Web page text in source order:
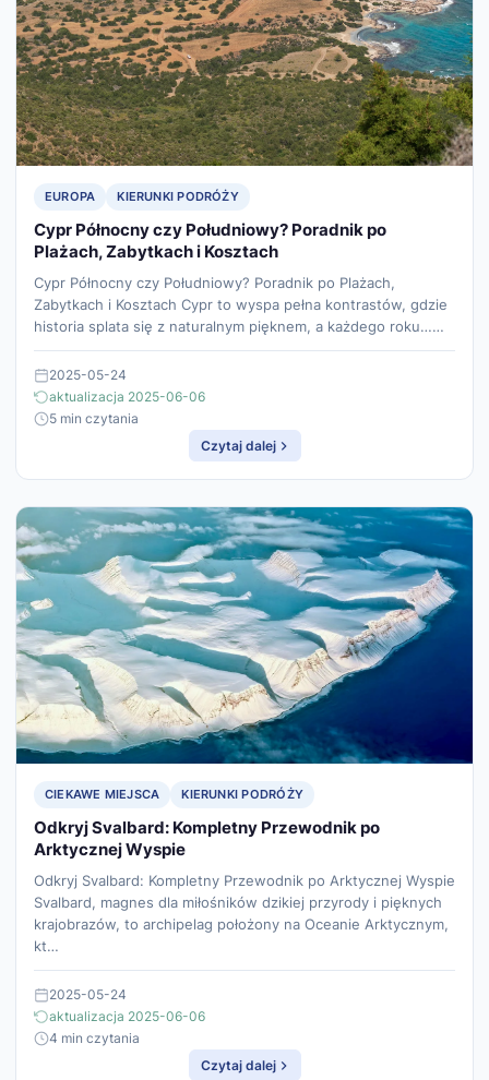
EUROPA KIERUNKI PODRÓŻY
Cypr Północny czy Południowy? Poradnik po
Plażach, Zabytkach i Kosztach
Cypr Północny czy Południowy? Poradnik po Plażach,
Zabytkach i Kosztach Cypr to wyspa pełna kontrastów, gdzie
historia splata się z naturalnym pięknem, a każdego roku……
2025-05-24
aktualizacja 2025-06-06
5 min czytania
Czytaj dalej
CIEKAWE MIEJSCA KIERUNKI PODRÓŻY
Odkryj Svalbard: Kompletny Przewodnik po
Arktycznej Wyspie
Odkryj Svalbard: Kompletny Przewodnik po Arktycznej Wyspie
Svalbard, magnes dla miłośników dzikiej przyrody i pięknych
krajobrazów, to archipelag położony na Oceanie Arktycznym,
kt…
2025-05-24
aktualizacja 2025-06-06
4 min czytania
Czytaj dalej